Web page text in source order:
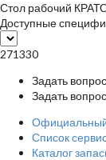
Стол рабочий
Доступные
271330
Задать
Задать
Официальный
Список
Каталог